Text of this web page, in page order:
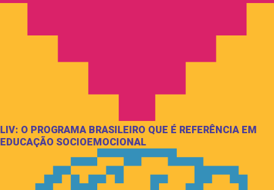
LIV: O PROGRAMA BRASILEIRO QUE É REFERÊNCIA EM
EDUCAÇÃO SOCIOEMOCIONAL